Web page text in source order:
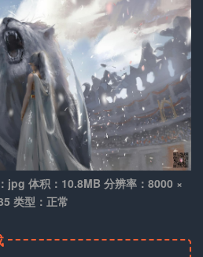
jpg 体积：10.8MB 分辨率：8000 ×
类型：正常